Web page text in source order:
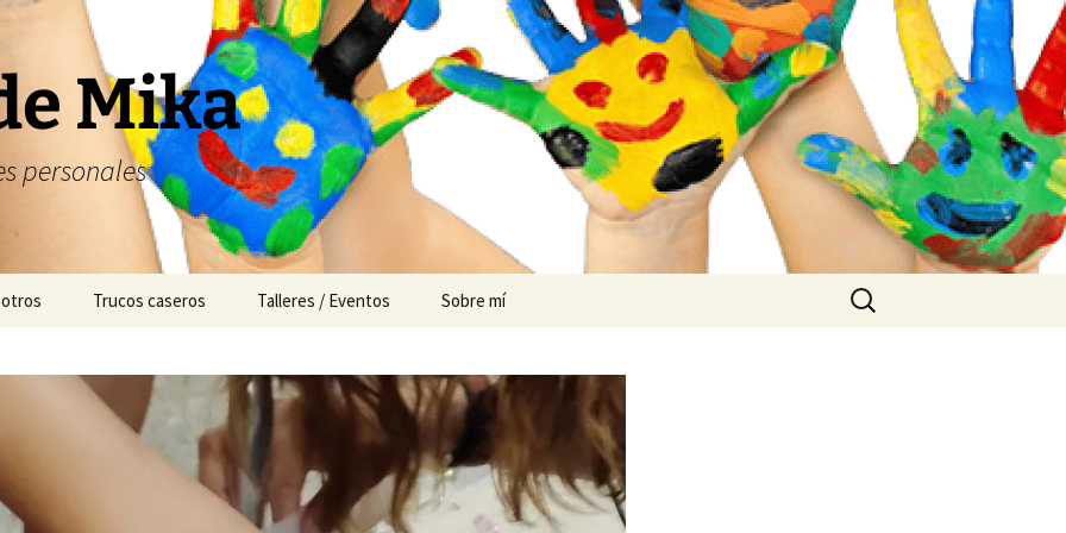
Mika
personales
otros Trucos caseros Talleres / Eventos
Mesas dulces
Animación
Sobre mí
Buscar: